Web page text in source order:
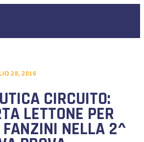
28, 2016
CIRCUITO:
LETTONE PER
FANZINI NELLA 2^